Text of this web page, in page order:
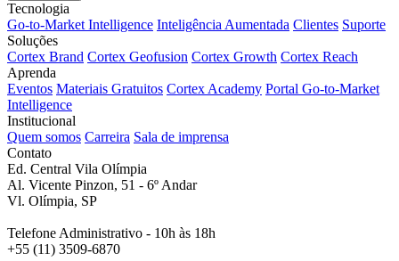
Tecnologia
Go-to-Market Intelligence Inteligência Aumentada Clientes Suporte
Soluções
Cortex Brand Cortex Geofusion Cortex Growth Cortex Reach
Aprenda
Eventos Materiais Gratuitos Cortex Academy Portal Go-to-Market
Intelligence
Institucional
Quem somos Carreira Sala de imprensa
Contato
Ed. Central Vila Olímpia
Al. Vicente Pinzon, 51 - 6º Andar
Vl. Olímpia, SP
Telefone Administrativo - 10h às 18h
+55 (11) 3509-6870